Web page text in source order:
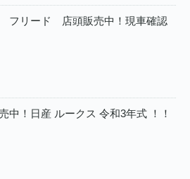
フリード 店頭販売中！現車確認
中！日産 ルークス 令和3年式 ！！